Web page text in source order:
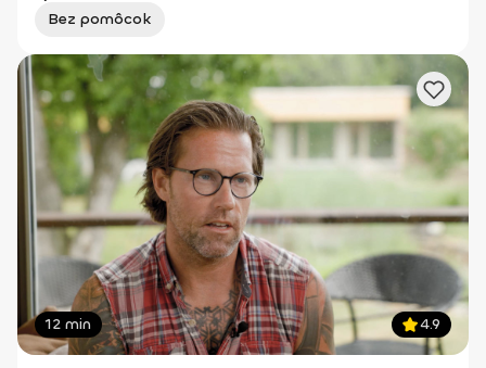
Bez pomôcok
12 min 4.9